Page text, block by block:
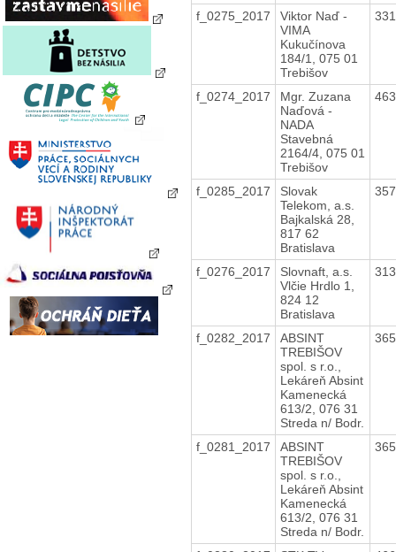
f_0275_2017
Viktor Naď -
VIMA
Kukučínova
184/1, 075 01
Trebišov
f_0274_2017
Mgr. Zuzana
Naďová -
NADA
Stavebná
2164/4, 075 01
Trebišov
f_0285_2017
Slovak
Telekom, a.s.
Bajkalská 28,
817 62
Bratislava
f_0276_2017
Slovnaft, a.s.
Vlčie Hrdlo 1,
824 12
Bratislava
f_0282_2017
ABSINT
TREBIŠOV
spol. s r.o.,
Lekáreň Absint
Kamenecká
613/2, 076 31
Streda n/ Bodr.
f_0281_2017
ABSINT
TREBIŠOV
spol. s r.o.,
Lekáreň Absint
Kamenecká
613/2, 076 31
Streda n/ Bodr.